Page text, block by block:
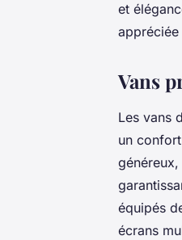
et
Vans
Les vans
un
équipés
écrans